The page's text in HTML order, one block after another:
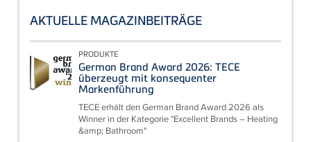
AKTUELLE MAGAZINBEITRÄGE
PRODUKTE
German Brand Award 2026: TECE
überzeugt mit konsequenter
Markenführung
TECE erhält den German Brand Award 2026 als
Winner in der Kategorie "Excellent Brands – Heating
&amp; Bathroom"